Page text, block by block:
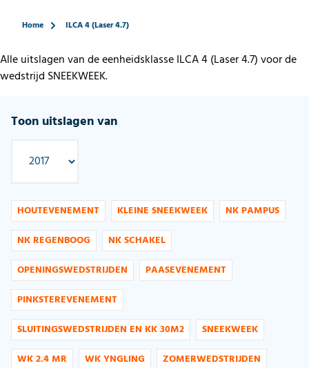
Home ILCA 4 (Laser 4.7)
Alle uitslagen van de eenheidsklasse ILCA 4 (Laser 4.7) voor de
wedstrijd SNEEKWEEK.
Toon uitslagen van
HOUTEVENEMENT KLEINE SNEEKWEEK
NK PAMPUS
NK REGENBOOG
NK SCHAKEL
OPENINGSWEDSTRIJDEN
PAASEVENEMENT
PINKSTEREVENEMENT
SLUITINGSWEDSTRIJDEN EN KK 30M2
SNEEKWEEK
WK 2.4 MR
WK YNGLING ZOMERWEDSTRIJDEN